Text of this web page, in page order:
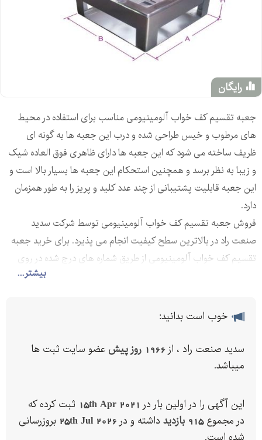
رایگان
بیشتر...
جعبه تقسیم کف خواب آلومینیومی مناسب برای استفاده در محیط
های مرطوب و خیس طراحی شده و درب این جعبه ها به گونه‌ ای
ظریف ساخته می ‌شود که این جعبه ها دارای ظاهری فوق العاده شیک
و زیبا به نظر برسد و همچنین استحکام این جعبه ها بسیار بالا است و
این جعبه قابلیت پشتیبانی از چند عدد کلید و پریز را به طور همزمان
دارد.
فروش جعبه تقسیم کف خواب آلومینیومی توسط شرکت سدید
صنعت راد در بالاترین سطح کیفیت انجام می‌ پذیرد. برای خرید جعبه
تقسیم کف خواب آلومینیومی از طریق شماره های درج شده در روی
خوب است بدانید:
سدید صنعت راد ، از 1966 روز پیش
عضو سایت ثبت ها
میباشد.
این آگهی را در اولین بار در 15th Apr 2021 ثبت کرده که
در مجموع915 بازدید داشته و در 25th Jul 2026 بروزرسانی